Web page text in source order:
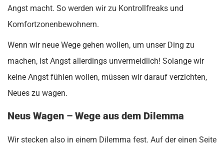
Angst macht. So werden wir zu Kontrollfreaks und
Komfortzonenbewohnern.
Wenn wir neue Wege gehen wollen, um unser Ding zu
machen, ist Angst allerdings unvermeidlich! Solange wir
keine Angst fühlen wollen, müssen wir darauf verzichten,
Neues zu wagen.
Neus Wagen – Wege aus dem Dilemma
Wir stecken also in einem Dilemma fest. Auf der einen Seite